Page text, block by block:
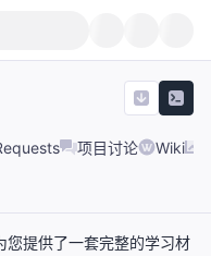
项目讨论 Wiki
提供了一套完整的学习材